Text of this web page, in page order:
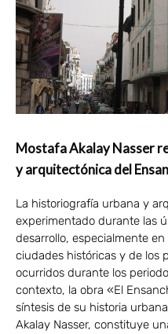
Mostafa Akalay Nasser
y arquitectónica del
La historiografía urbana y
experimentado durante las
desarrollo, especialmente
ciudades históricas y de los
ocurridos durante los
contexto, la obra «El
síntesis de su historia
Akalay Nasser, constituye